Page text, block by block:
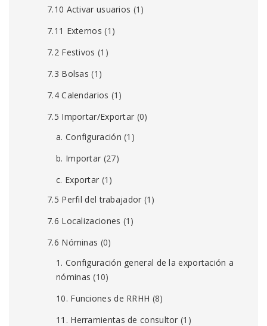
7.10 Activar usuarios (1)
7.11 Externos (1)
7.2 Festivos (1)
7.3 Bolsas (1)
7.4 Calendarios (1)
7.5 Importar/Exportar (0)
a. Configuración (1)
b. Importar (27)
c. Exportar (1)
7.5 Perfil del trabajador (1)
7.6 Localizaciones (1)
7.6 Nóminas (0)
1. Configuración general de la exportación a
nóminas (10)
10. Funciones de RRHH (8)
11. Herramientas de consultor (1)